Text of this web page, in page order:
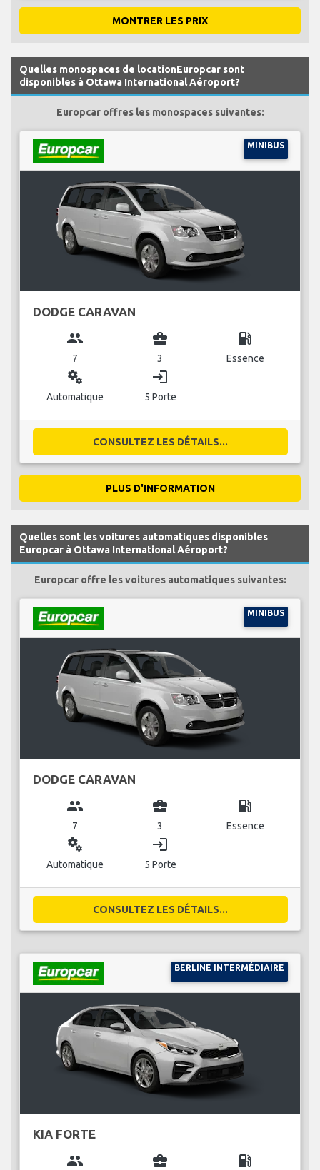
MONTRER LES PRIX
Quelles monospaces de locationEuropcar sont
disponibles à Ottawa International Aéroport?
Europcar offres les monospaces suivantes:
MINIBUS
DODGE CARAVAN
group
7
business_center
3
local_gas_station
Essence
miscellaneous_services
Automatique
login
5 Porte
CONSULTEZ LES DÉTAILS...
PLUS D'INFORMATION
Quelles sont les voitures automatiques disponibles
Europcar à Ottawa International Aéroport?
Europcar offre les voitures automatiques suivantes:
MINIBUS
DODGE CARAVAN
group
7
business_center
3
local_gas_station
Essence
miscellaneous_services
Automatique
login
5 Porte
CONSULTEZ LES DÉTAILS...
BERLINE INTERMÉDIAIRE
KIA FORTE
group business_center local_gas_station